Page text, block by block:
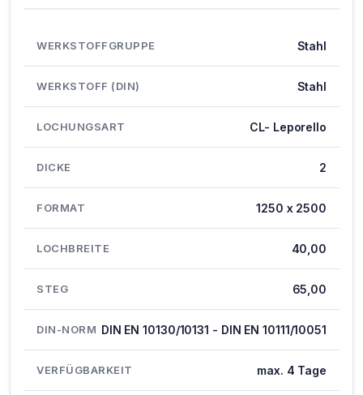
WERKSTOFFGRUPPE Stahl
WERKSTOFF (DIN) Stahl
LOCHUNGSART CL- Leporello
DICKE 2
FORMAT 1250 x 2500
LOCHBREITE 40,00
STEG 65,00
DIN-NORM DIN EN 10130/10131 - DIN EN 10111/10051
VERFÜGBARKEIT max. 4 Tage